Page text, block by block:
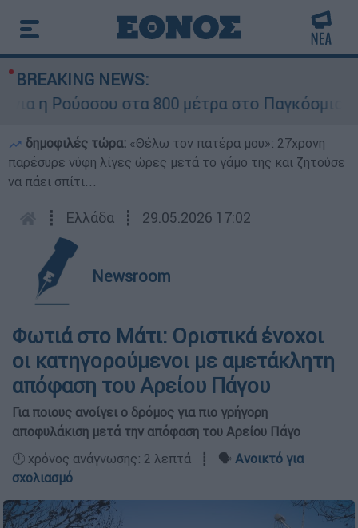
BREAKING NEWS:
η Ρούσσου στα 800 μέτρα στο Παγκόσμιο
δημοφιλές τώρα: «Θέλω τον πατέρα μου»: 27χρονη
παρέσυρε νύφη λίγες ώρες μετά το γάμο της και ζητούσε
να πάει σπίτι...
┋ Ελλάδα ┋ 29.05.2026 17:02
Newsroom
Φωτιά στο Μάτι: Οριστικά ένοχοι
οι κατηγορούμενοι με αμετάκλητη
απόφαση του Αρείου Πάγου
Για ποιους ανοίγει ο δρόμος για πιο γρήγορη
αποφυλάκιση μετά την απόφαση του Αρείου Πάγο
🕛 χρόνος ανάγνωσης: 2 λεπτά ┋ 🗣️ Ανοικτό για
σχολιασμό